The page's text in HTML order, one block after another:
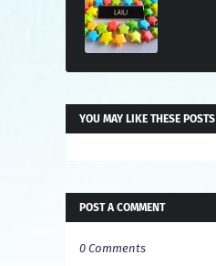
YOU MAY LIKE THESE POSTS
POST A COMMENT
0 Comments